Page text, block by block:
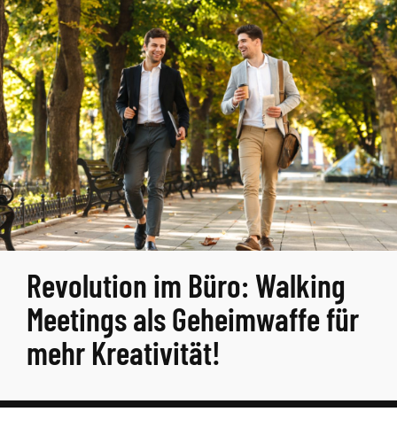
Revolution im Büro: Walking
Meetings als Geheimwaffe für
mehr Kreativität!